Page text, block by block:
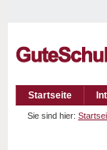
Startseite
Sie sind hier: